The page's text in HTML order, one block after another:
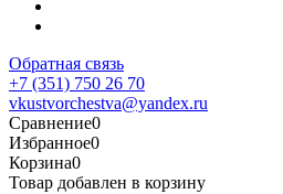
Обратная связь
+7 (351) 750 26 70
vkustvorchestva@yandex.ru
Сравнение0
Избранное0
Корзина0
Товар добавлен в корзину